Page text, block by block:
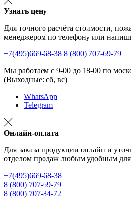
Узнать цену
Для точного расчёта стоимости,
менеджером по телефону или
+7(495)669-68-38 8 (800) 707-69-79
Мы работаем с 9-00 до 18-00 по
(Выходные: сб, вс)
WhatsApp
Telegram
Онлайн-оплата
Для заказа продукции онлайн и
отделом продаж любым удобным
+7(495)669-68-38
8 (800) 707-69-79
8 (800) 707-84-72